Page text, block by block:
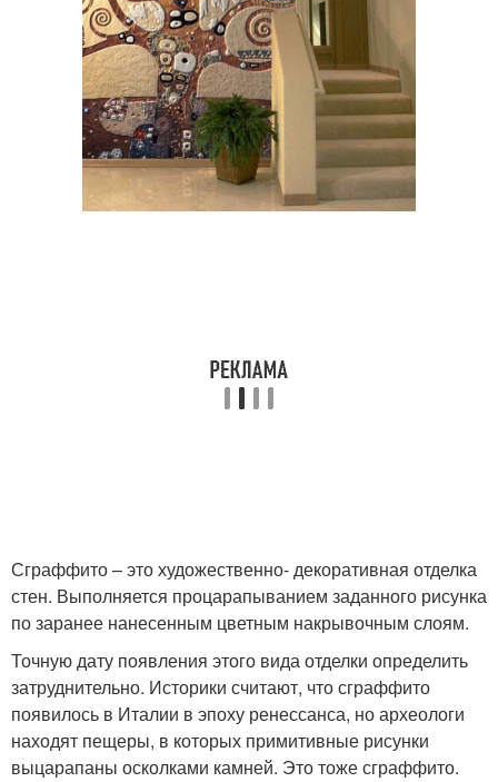
Сграффито – это художественно- декоративная отделка
стен. Выполняется процарапыванием заданного рисунка
по заранее нанесенным цветным накрывочным слоям.
Точную дату появления этого вида отделки определить
затруднительно. Историки считают, что сграффито
появилось в Италии в эпоху ренессанса, но археологи
находят пещеры, в которых примитивные рисунки
выцарапаны осколками камней. Это тоже сграффито.